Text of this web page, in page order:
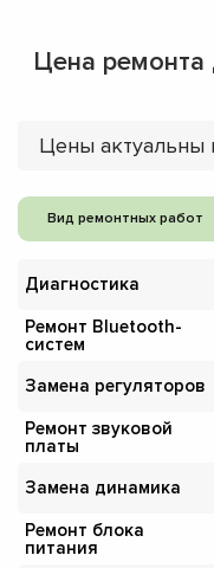
Цена ремонта
Цены актуальны
Вид ремонтных работ
Диагностика
Ремонт Bluetooth-
систем
Замена регуляторов
Ремонт звуковой
платы
Замена динамика
Ремонт блока
питания